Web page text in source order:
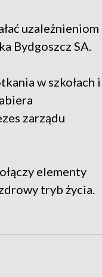
uzależnieniom
Bydgoszcz SA.
w szkołach i
zarządu
elementy
tryb życia.